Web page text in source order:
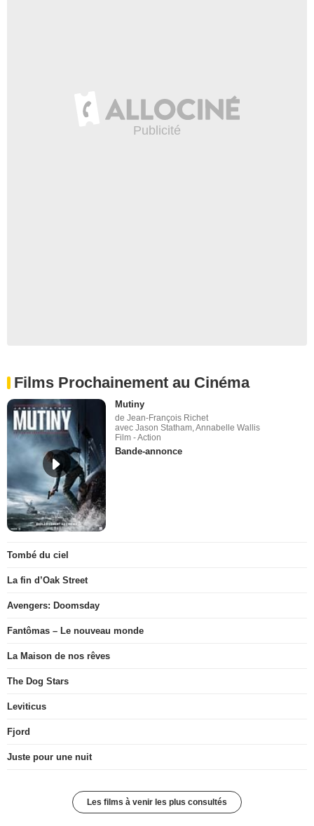
Films Prochainement au Cinéma
Mutiny
de Jean-François Richet
avec Jason Statham, Annabelle Wallis
Film - Action
Bande-annonce
Tombé du ciel
La fin d’Oak Street
Avengers: Doomsday
Fantômas – Le nouveau monde
La Maison de nos rêves
The Dog Stars
Leviticus
Fjord
Juste pour une nuit
Les films à venir les plus consultés